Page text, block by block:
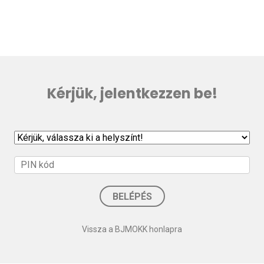
Kérjük, jelentkezzen be!
BELÉPÉS
Vissza a BJMOKK honlapra